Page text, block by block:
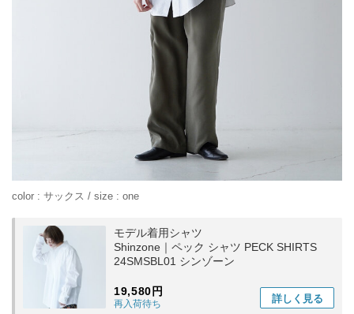
color : サックス / size : one
モデル着用シャツ
Shinzone｜ペック シャツ PECK SHIRTS
24SMSBL01 シンゾーン
19,580円
再入荷待ち 詳しく 見る